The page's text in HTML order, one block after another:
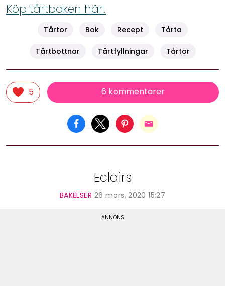
Köp tårtboken här!
Tårtor Bok Recept Tårta
Tårtbottnar Tårtfyllningar Tårtor
5 6 kommentarer
Eclairs
BAKELSER 26 mars, 2020 15:27